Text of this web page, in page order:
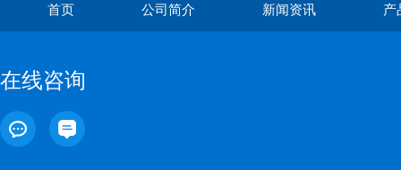
首页 公司简介 新闻资讯 产
在线咨询